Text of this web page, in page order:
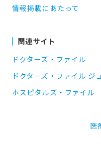
情報掲載にあたって
関連サイト
ドクターズ・ファイル
ドクターズ・ファイル ジ
ホスピタルズ・ファイル
医